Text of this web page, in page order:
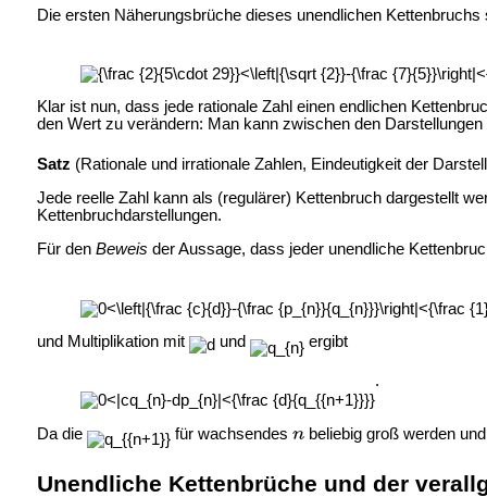
Die ersten Näherungsbrüche dieses unendlichen
Klar ist nun, dass jede rationale Zahl einen endlichen
den Wert zu verändern: Man kann zwischen den Darstellungen
Satz (Rationale und irrationale Zahlen, Eindeutigkeit der
Jede reelle Zahl kann als (regulärer) Kettenbruch dargestellt
Kettenbruchdarstellungen.
Für den Beweis der Aussage, dass jeder unendliche
und Multiplikation mit und ergibt
.
Da die für wachsendes beliebig groß werden
Unendliche Kettenbrüche und der